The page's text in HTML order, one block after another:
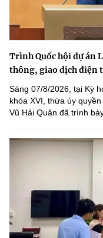
Trình Quốc hội dự án
thông, giao dịch điện
Sáng 07/8/2026, tại Kỳ
khóa XVI, thừa ủy
Vũ Hải Quân đã trình